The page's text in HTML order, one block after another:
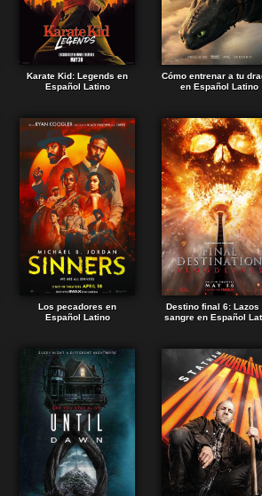
Karate Kid: Legends en
Español Latino
Cómo entrenar a tu
en Español Latino
Los pecadores en
Español Latino
Destino final 6: Lazos
sangre en Español